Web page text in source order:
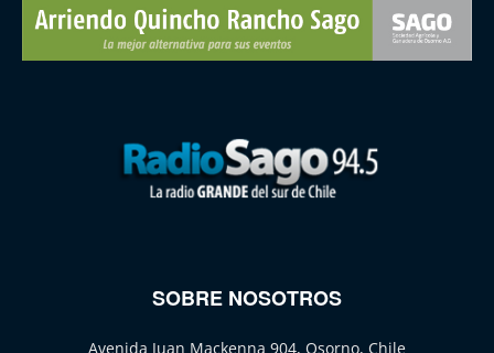
SOBRE NOSOTROS
Avenida Juan Mackenna 904, Osorno, Chile